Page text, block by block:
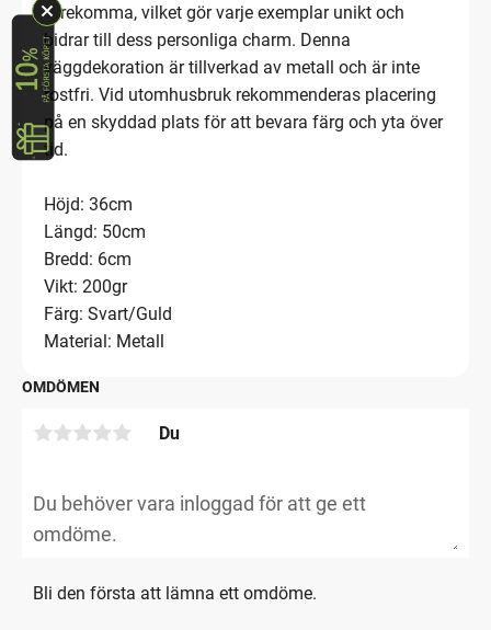
förekomma, vilket gör varje exemplar unikt och
bidrar till dess personliga charm. Denna
väggdekoration är tillverkad av metall och är inte
rostfri. Vid utomhusbruk rekommenderas placering
på en skyddad plats för att bevara färg och yta över
tid.
Höjd: 36cm
Längd: 50cm
Bredd: 6cm
Vikt: 200gr
Färg: Svart/Guld
Material: Metall
OMDÖMEN
Du
Bli den första att lämna ett omdöme.